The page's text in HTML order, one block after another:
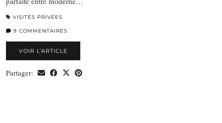
VISITES PRIVÉES
9 COMMENTAIRES
VOIR L’ARTICLE
Partager: